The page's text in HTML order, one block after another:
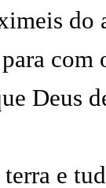
do
com
Deus
e